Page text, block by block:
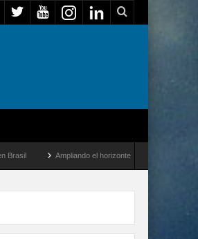
Ampliando el horizonte: Dentro del vuelo de desarrollo